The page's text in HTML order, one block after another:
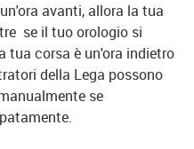
avanti, allora la tua
se il tuo orologio si
tua corsa è un'ora indietro
della Lega possono
se